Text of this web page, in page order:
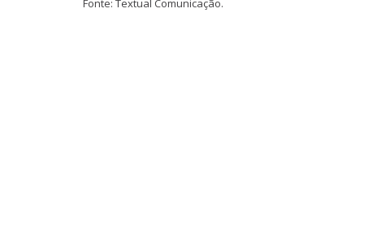
Fonte: Textual Comunicação.